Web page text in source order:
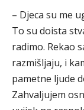
– Djeca su me
To su doista
radimo. Rekao
razmišljaju, i
pametne ljude
Zahvaljujem